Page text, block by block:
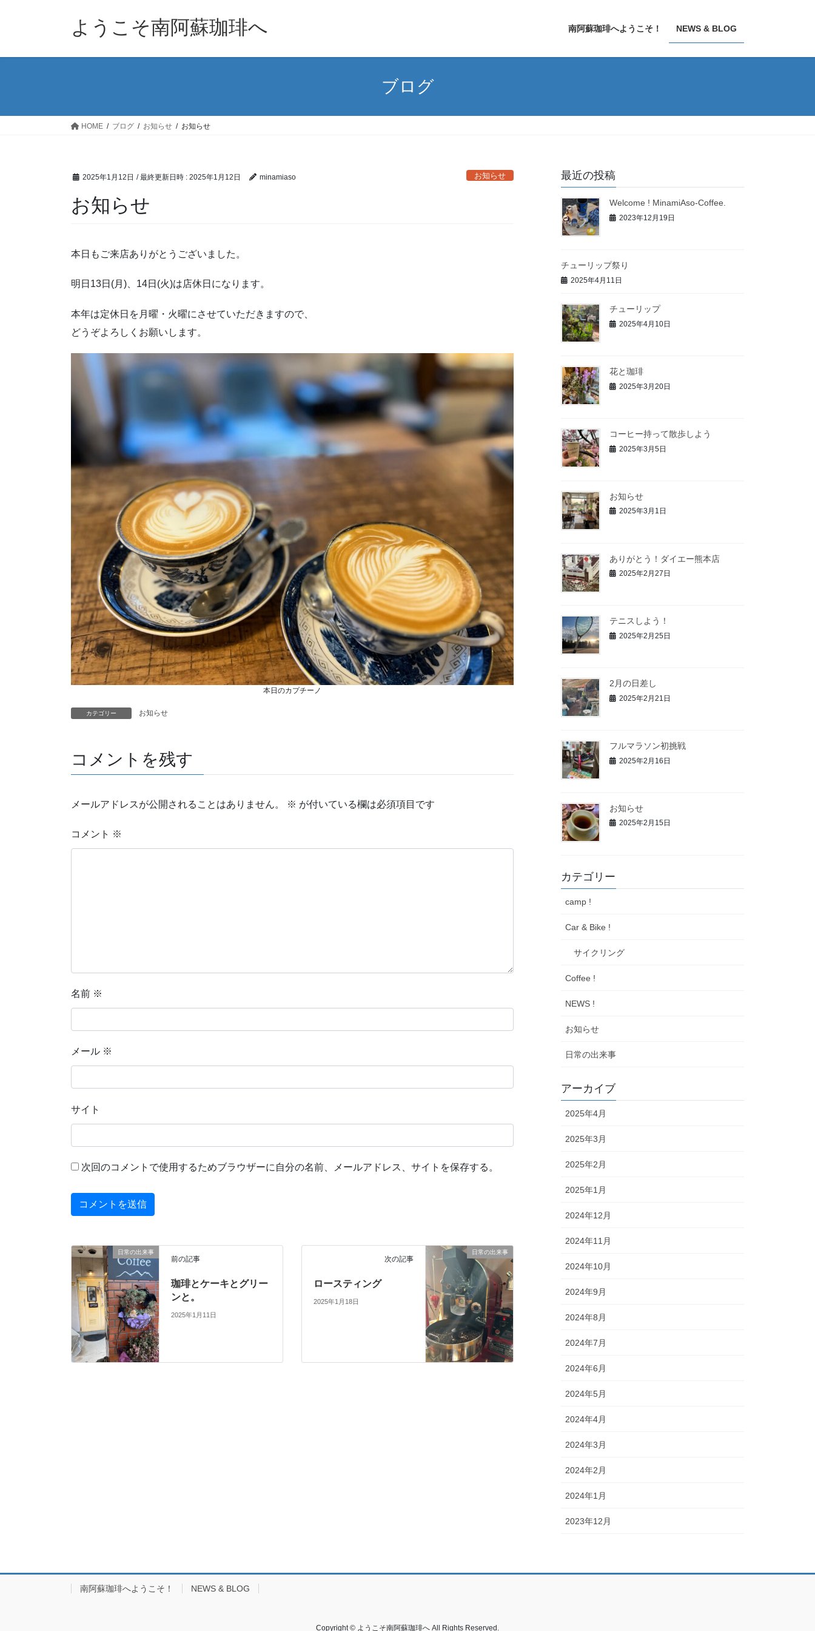
ようこそ南阿蘇珈琲へ 南阿蘇珈琲へようこそ！ NEWS & BLOG
ブログ
HOME ブログ お知らせ お知らせ
2025年1月12日 / 最終更新日時 : 2025年1月12日 minamiaso お知らせ
お知らせ
本日もご来店ありがとうございました。
明日13日(月)、14日(火)は店休日になります。
本年は定休日を月曜・火曜にさせていただきますので、
どうぞよろしくお願いします。
本日のカプチーノ
カテゴリー お知らせ
コメントを残す
メールアドレスが公開されることはありません。 ※ が付いている欄は必須項目です
コメント ※
名前 ※
メール ※
サイト
次回のコメントで使用するためブラウザーに自分の名前、メールアドレス、サイトを保存する。
日常の出来事
前の記事
珈琲とケーキとグリー
ンと。
2025年1月11日
日常の出来事
次の記事
ロースティング
2025年1月18日
最近の投稿
Welcome ! MinamiAso-Coffee.
2023年12月19日
チューリップ祭り
2025年4月11日
チューリップ
2025年4月10日
花と珈琲
2025年3月20日
コーヒー持って散歩しよう
2025年3月5日
お知らせ
2025年3月1日
ありがとう！ダイエー熊本店
2025年2月27日
テニスしよう！
2025年2月25日
2月の日差し
2025年2月21日
フルマラソン初挑戦
2025年2月16日
お知らせ
2025年2月15日
カテゴリー
camp !
Car & Bike !
サイクリング
Coffee !
NEWS !
お知らせ
日常の出来事
アーカイブ
2025年4月
2025年3月
2025年2月
2025年1月
2024年12月
2024年11月
2024年10月
2024年9月
2024年8月
2024年7月
2024年6月
2024年5月
2024年4月
2024年3月
2024年2月
2024年1月
2023年12月
南阿蘇珈琲へようこそ！ NEWS & BLOG
Copyright © ようこそ南阿蘇珈琲へ All Rights Reserved.